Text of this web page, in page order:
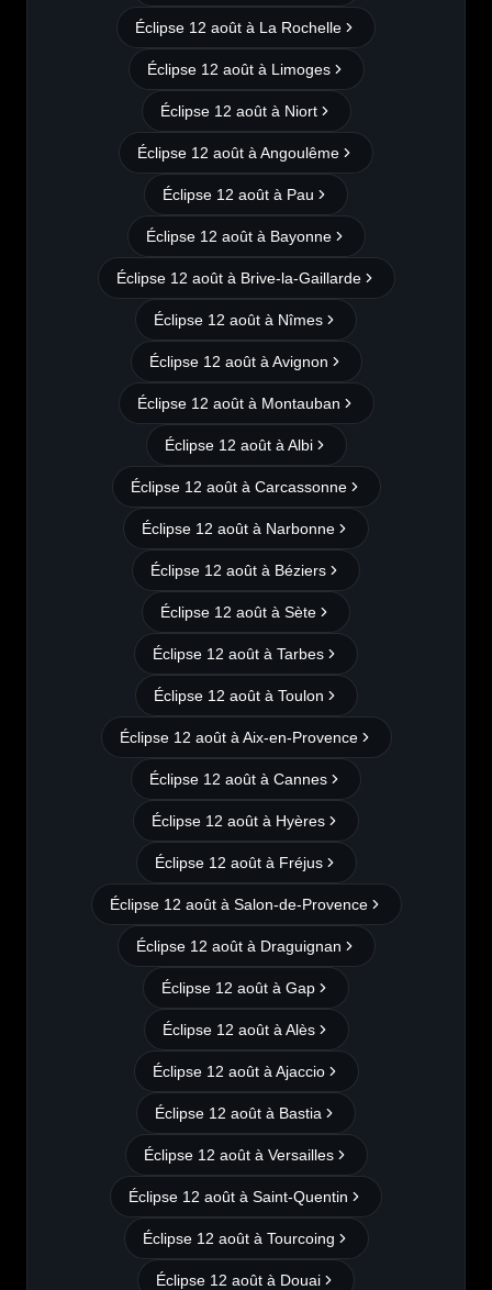
Éclipse 12 août à La Rochelle
Éclipse 12 août à Limoges
Éclipse 12 août à Niort
Éclipse 12 août à Angoulême
Éclipse 12 août à Pau
Éclipse 12 août à Bayonne
Éclipse 12 août à Brive-la-Gaillarde
Éclipse 12 août à Nîmes
Éclipse 12 août à Avignon
Éclipse 12 août à Montauban
Éclipse 12 août à Albi
Éclipse 12 août à Carcassonne
Éclipse 12 août à Narbonne
Éclipse 12 août à Béziers
Éclipse 12 août à Sète
Éclipse 12 août à Tarbes
Éclipse 12 août à Toulon
Éclipse 12 août à Aix-en-Provence
Éclipse 12 août à Cannes
Éclipse 12 août à Hyères
Éclipse 12 août à Fréjus
Éclipse 12 août à Salon-de-Provence
Éclipse 12 août à Draguignan
Éclipse 12 août à Gap
Éclipse 12 août à Alès
Éclipse 12 août à Ajaccio
Éclipse 12 août à Bastia
Éclipse 12 août à Versailles
Éclipse 12 août à Saint-Quentin
Éclipse 12 août à Tourcoing
Éclipse 12 août à Douai